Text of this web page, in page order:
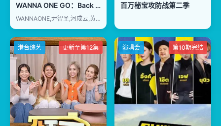
WANNA ONE GO：Back to Base
WANNAONE,尹智圣,河成云,黄旼炫,邕圣祐,金在奂,姜丹尼尔,朴志训,朴佑镇,裴珍映,李大辉,赖冠霖
百万秘宝攻防战第二季
港台综艺 更新至第12集 演唱会 第10期完结